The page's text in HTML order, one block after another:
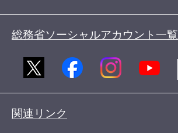
総務省ソーシャルアカウント一覧
関連リンク